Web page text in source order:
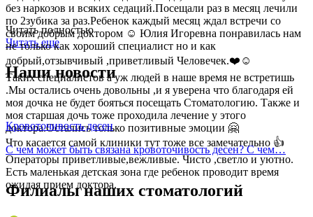
без наркозов и всяких седаций.Посещали раз в месяц лечили
по 2зубика за раз.Ребенок каждый месяц ждал встречи со
своим добрым доктором ☺️ Юлия Игоревна понравилась нам
не только как хороший специалист но и как
добрый,отзывчивый ,приветливый Человечек.❤️☺️
Таких специалистов а уж людей в наше время не встретишь
.Мы остались очень довольны ,и я уверена что благодаря ей
моя дочка не будет бояться посещать Стоматологию. Также и
моя старшая дочь тоже проходила лечение у этого
доктора.Остались только позитивные эмоции 🤗
Что касается самой клиники тут тоже все замечательно 👍
Операторы приветливые,вежливые. Чисто ,светло и уютно.
Есть маленькая детская зона где ребенок проводит время
ожидая прием доктора.
Читать полностью
Читать еще
Наши новости
Кровоточивость десен
С чем может быть связана кровоточивость десен? С чем…
Филиалы наших стоматологий